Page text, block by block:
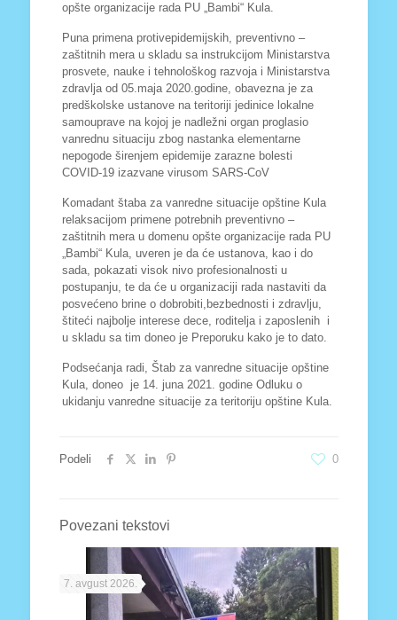
opšte organizacije rada PU „Bambi“ Kula.
Puna primena protivepidemijskih, preventivno –
zaštitnih mera u skladu sa instrukcijom Ministarstva
prosvete, nauke i tehnološkog razvoja i Ministarstva
zdravlja od 05.maja 2020.godine, obavezna je za
predškolske ustanove na teritoriji jedinice lokalne
samouprave na kojoj je nadležni organ proglasio
vanrednu situaciju zbog nastanka elementarne
nepogode širenjem epidemije zarazne bolesti
COVID-19 izazvane virusom SARS-CoV
Komadant štaba za vanredne situacije opštine Kula
relaksacijom primene potrebnih preventivno –
zaštitnih mera u domenu opšte organizacije rada PU
„Bambi“ Kula, uveren je da će ustanova, kao i do
sada, pokazati visok nivo profesionalnosti u
postupanju, te da će u organizaciji rada nastaviti da
posvećeno brine o dobrobiti,bezbednosti i zdravlju,
štiteći najbolje interese dece, roditelja i zaposlenih i
u skladu sa tim doneo je Preporuku kako je to dato.
Podsećanja radi, Štab za vanredne situacije opštine
Kula, doneo je 14. juna 2021. godine Odluku o
ukidanju vanredne situacije za teritoriju opštine Kula.
Podeli 0
Povezani tekstovi
7. avgust 2026.